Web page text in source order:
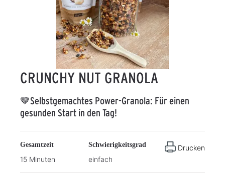
CRUNCHY NUT GRANOLA
🤎Selbstgemachtes Power-Granola: Für einen
gesunden Start in den Tag!
Gesamtzeit
15 Minuten
Schwierigkeitsgrad
einfach
Drucken